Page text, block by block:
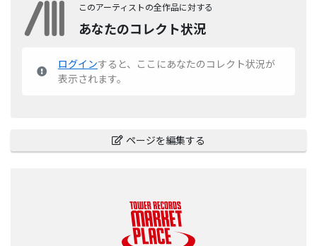
このアーティストの全作品に対する
あなたのコレクト状況
ログインすると、ここにあなたのコレクト状況が
表示されます。
ページを編集する